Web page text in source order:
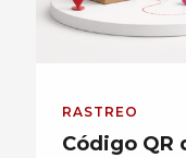
RASTREO
Código QR